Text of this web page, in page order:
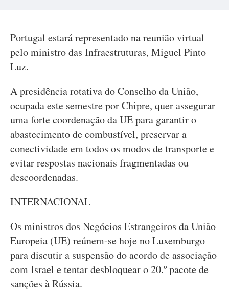
Portugal estará representado na reunião virtual
pelo ministro das Infraestruturas, Miguel Pinto
Luz.
A presidência rotativa do Conselho da União,
ocupada este semestre por Chipre, quer assegurar
uma forte coordenação da UE para garantir o
abastecimento de combustível, preservar a
conectividade em todos os modos de transporte e
evitar respostas nacionais fragmentadas ou
descoordenadas.
INTERNACIONAL
Os ministros dos Negócios Estrangeiros da União
Europeia (UE) reúnem-se hoje no Luxemburgo
para discutir a suspensão do acordo de associação
com Israel e tentar desbloquear o 20.º pacote de
sanções à Rússia.